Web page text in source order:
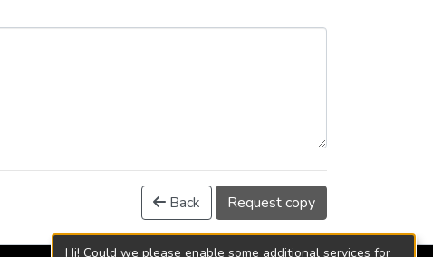
Back Request copy
Hi! Could we please enable some additional services for